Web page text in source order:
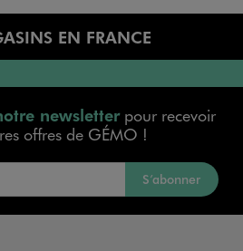
EN FRANCE
newsletterpour recevoir
offres de GÉMO !
S’abonner